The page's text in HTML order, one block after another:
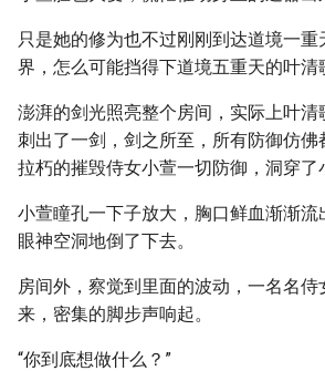
只是她的修为也不过刚刚到达道境一
界，怎么可能挡得下道境五重天的叶清
澎湃的剑光照亮整个房间，实际上叶清
刺出了一剑，剑之所至，所有防御仿
拉朽的摧毁侍女小萱一切防御，洞穿了
小萱瞳孔一下子放大，胸口鲜血渐渐流
眼神空洞地倒了下去。
房间外，察觉到里面的波动，一名名侍
来，密集的脚步声响起。
“你到底想做什么？”